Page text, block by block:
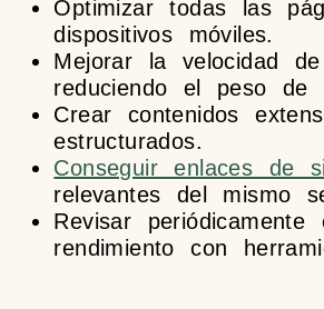
Optimizar todas las
dispositivos móviles.
Mejorar la velocidad
reduciendo el peso de
Crear contenidos
estructurados.
Conseguir enlaces de
relevantes del mismo
Revisar periódicamente
rendimiento con